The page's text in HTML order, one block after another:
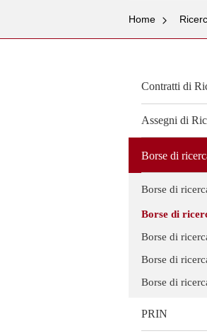
Home
Contratti di
Assegni di
Borse di
Borse di
Borse di
Borse di
Borse di
Borse di
PRIN